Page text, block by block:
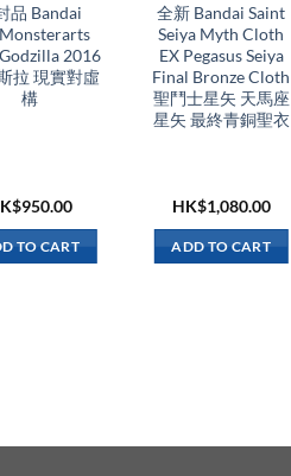
品 Bandai
2016
拉 現實對虛
構
950.00
TO CART
全新 Bandai Saint
Seiya Myth Cloth
EX Pegasus Seiya
Final Bronze Cloth
聖鬥士星矢 天馬座
星矢 最終青銅聖衣
HK$1,080.00
ADD TO CART